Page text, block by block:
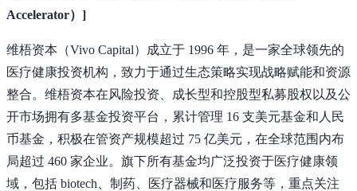
Accelerator）]
维梧资本（Vivo Capital）成立于 1996 年，是一家全球领先的
医疗健康投资机构，致力于通过生态策略实现战略赋能和资源
整合。维梧资本在风险投资、成长型和控股型私募股权以及公
开市场拥有多基金投资平台，累计管理 16 支美元基金和人民
币基金，积极在管资产规模超过 75 亿美元，在全球范围内布
局超过 460 家企业。旗下所有基金均广泛投资于医疗健康领
域，包括 biotech、制药、医疗器械和医疗服务等，重点关注